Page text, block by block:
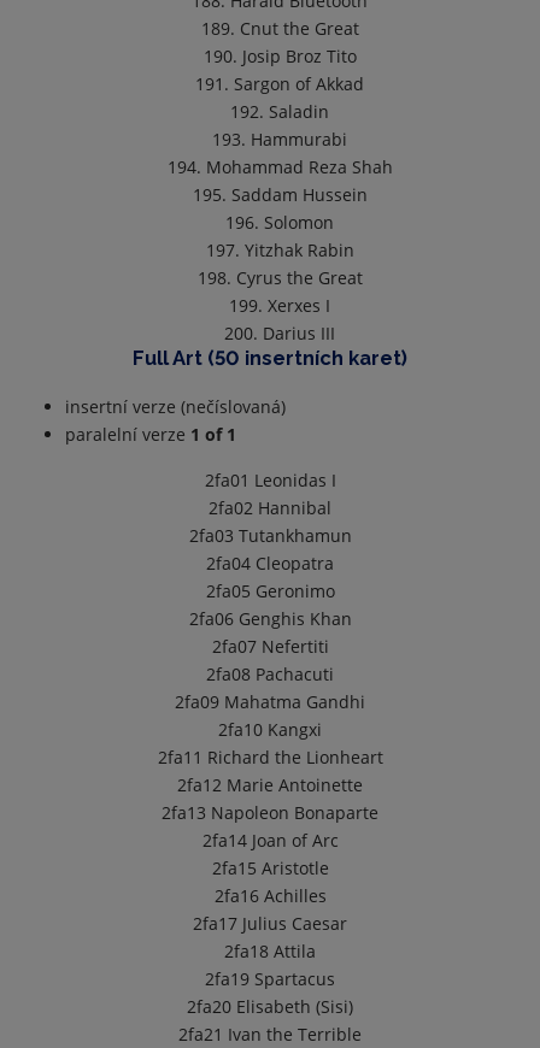
189. Cnut the Great
190. Josip Broz Tito
191. Sargon of Akkad
192. Saladin
193. Hammurabi
194. Mohammad Reza Shah
195. Saddam Hussein
196. Solomon
197. Yitzhak Rabin
198. Cyrus the Great
199. Xerxes I
200. Darius III
Full Art (50 insertních karet)
insertní verze (nečíslovaná)
paralelní verze 1 of 1
2fa01 Leonidas I
2fa02 Hannibal
2fa03 Tutankhamun
2fa04 Cleopatra
2fa05 Geronimo
2fa06 Genghis Khan
2fa07 Nefertiti
2fa08 Pachacuti
2fa09 Mahatma Gandhi
2fa10 Kangxi
2fa11 Richard the Lionheart
2fa12 Marie Antoinette
2fa13 Napoleon Bonaparte
2fa14 Joan of Arc
2fa15 Aristotle
2fa16 Achilles
2fa17 Julius Caesar
2fa18 Attila
2fa19 Spartacus
2fa20 Elisabeth (Sisi)
2fa21 Ivan the Terrible